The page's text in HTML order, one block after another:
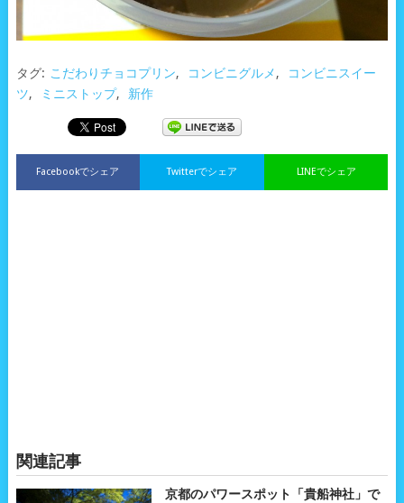
タグ: こだわりチョコプリン, コンビニグルメ,
コンビニスイー
ツ, ミニストップ, 新作
Facebookでシェア LINEでシェア
Twitterでシェア
関連記事
京都のパワースポット「貴船神社」で